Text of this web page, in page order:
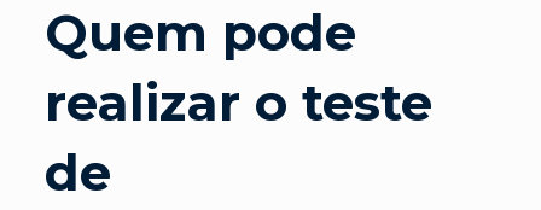
Quem pode
realizar o teste
de